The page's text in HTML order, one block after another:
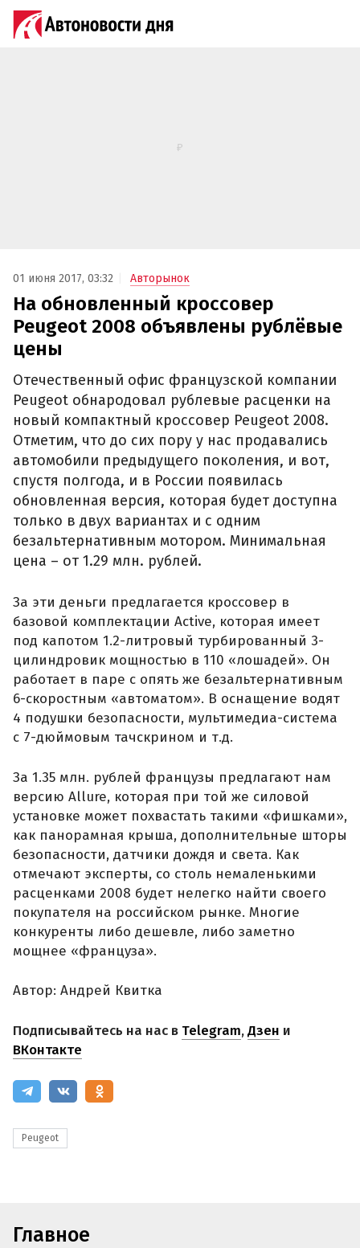
01 июня 2017, 03:32 Авторынок
На обновленный кроссовер
Peugeot 2008 объявлены рублёвые
цены‍
Отечественный офис французской компании
Peugeot обнародовал рублевые расценки на
новый компактный кроссовер Peugeot 2008.
Отметим, что до сих пору у нас продавались
автомобили предыдущего поколения, и вот,
спустя полгода, и в России появилась
обновленная версия, которая будет доступна
только в двух вариантах и с одним
безальтернативным мотором. Минимальная
цена – от 1.29 млн. рублей.
За эти деньги предлагается кроссовер в
базовой комплектации Active, которая имеет
под капотом 1.2-литровый турбированный 3-
цилиндровик мощностью в 110 «лошадей». Он
работает в паре с опять же безальтернативным
6-скоростным «автоматом». В оснащение водят
4 подушки безопасности, мультимедиа-система
с 7-дюймовым тачскрином и т.д.
За 1.35 млн. рублей французы предлагают нам
версию Allure, которая при той же силовой
установке может похвастать такими «фишками»,
как панорамная крыша, дополнительные шторы
безопасности, датчики дождя и света. Как
отмечают эксперты, со столь немаленькими
расценками 2008 будет нелегко найти своего
покупателя на российском рынке. Многие
конкуренты либо дешевле, либо заметно
мощнее «француза».
Автор: Андрей Квитка
Подписывайтесь на нас в Telegram,Дзен и
ВКонтакте
Peugeot
Главное